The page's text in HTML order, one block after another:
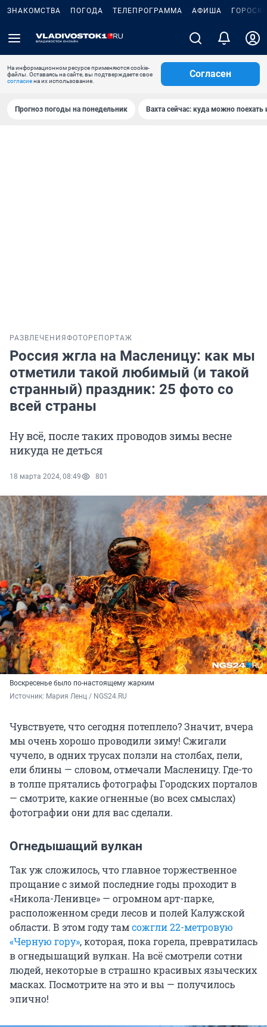
ЗНАКОМСТВА ПОГОДА ТЕЛЕПРОГРАММА АФИША
На информационном ресурсе применяются cookie-
файлы. Оставаясь на сайте, вы подтверждаете свое
согласиена их использование.
Согласен
Прогноз погоды на понедельник Вахта сейчас: куда можно поехать
РАЗВЛЕЧЕНИЯ ФОТОРЕПОРТАЖ
Россия жгла на Масленицу: как мы
отметили такой любимый (и такой
странный) праздник: 25 фото со
всей страны
Ну всё, после таких проводов зимы весне
никуда не деться
18 марта 2024, 08:49 801
Воскресенье было по-настоящему жарким
Источник: Мария Ленц / NGS24.RU
Чувствуете, что сегодня потеплело? Значит, вчера
мы очень хорошо проводили зиму! Сжигали
чучело, в одних трусах ползли на столбах, пели,
ели блины — словом, отмечали Масленицу. Где-то
в толпе прятались фотографы Городских порталов
— смотрите, какие огненные (во всех смыслах)
фотографии они для вас сделали.
Огнедышащий вулкан
Так уж сложилось, что главное торжественное
прощание с зимой последние годы проходит в
«Никола-Ленивце» — огромном арт-парке,
расположенном среди лесов и полей Калужской
области. В этом году тамсожгли 22-метровую
«Черную гору», которая, пока горела, превратилась
в огнедышащий вулкан. На всё смотрели сотни
людей, некоторые в страшно красивых языческих
масках. Посмотрите на это и вы — получилось
эпично!